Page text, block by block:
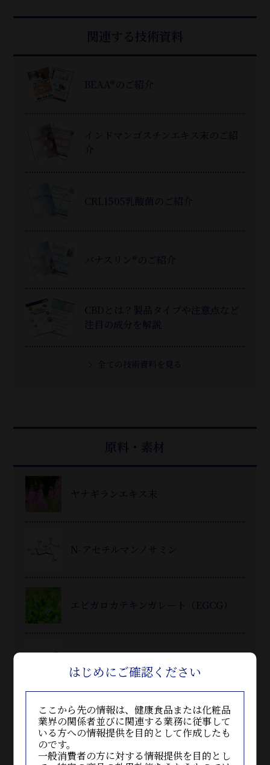
関連する技術資料
BEAA®のご紹介
インドマンゴスチンエキス末のご紹
介
CRL1505乳酸菌のご紹介
バナスリン®のご紹介
CBDとは？製品タイプや注意点など
注目の成分を解説
全ての技術資料を見る
原料・素材
ヤナギランエキス末
N-アセチルマンノサミン
エピガロカテキンガレート（EGCG）
CRL1505乳酸菌
はじめにご確認ください
ここから先の情報は、健康食品または化粧品
業界の関係者並びに関連する業務に従事して
いる方への情報提供を目的として作成したも
のです。
一般消費者の方に対する情報提供を目的とし